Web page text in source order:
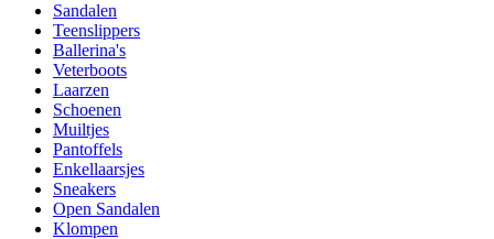
Sandalen
Teenslippers
Ballerina's
Veterboots
Laarzen
Schoenen
Muiltjes
Pantoffels
Enkellaarsjes
Sneakers
Open Sandalen
Klompen